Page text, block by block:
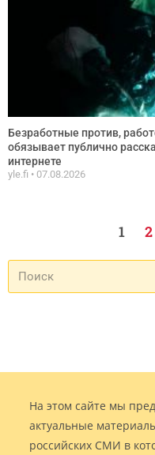
Безработные против,
обязывает публично
интернете
yle.fi 07.08.2026
1 2
На этом сайте мы
актуальные
российских СМИ в